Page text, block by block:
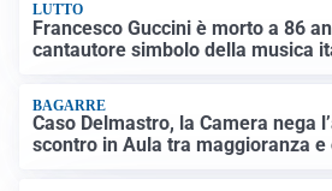
LUTTO
Francesco Guccini è morto a 86
cantautore simbolo della musica
BAGARRE
Caso Delmastro, la Camera nega
scontro in Aula tra maggioranza e